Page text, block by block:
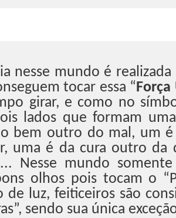
nesse mundo é realizada
tocar essa “Força
girar, e como no
lados que formam
bem outro do mal, um
uma é da cura outro da
Nesse mundo
olhos pois tocam o
de luz, feiticeiros são
sendo sua única